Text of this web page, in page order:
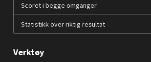
Scoret i begge omganger
Statistikk over riktig resultat
Verktøy